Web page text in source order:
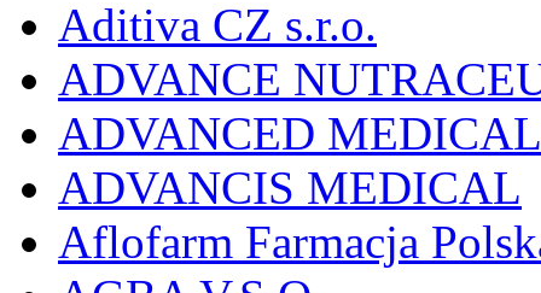
Aditiva CZ s.r.o.
ADVANCE
ADVANCED
ADVANCIS MEDICAL
Aflofarm Farmacja